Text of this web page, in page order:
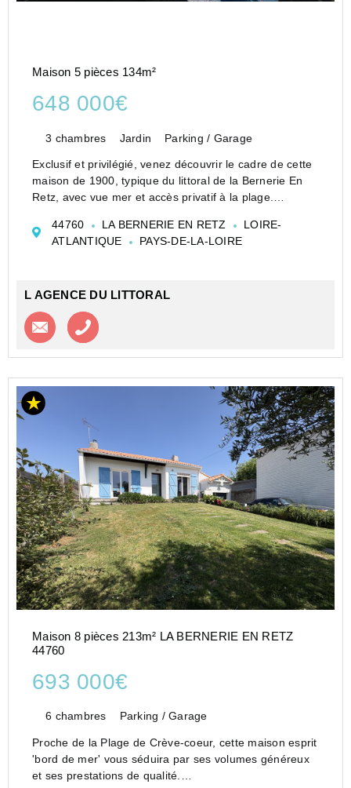
Maison 5 pièces 134m²
648 000€
3 chambres Jardin Parking / Garage
Exclusif et privilégié, venez découvrir le cadre de cette
maison de 1900, typique du littoral de la Bernerie En
Retz, avec vue mer et accès privatif à la plage.
- En rez-de-chaussée : Belle entrée, cu...
44760 LA BERNERIE EN RETZ
LOIRE-
ATLANTIQUE
PAYS-DE-LA-LOIRE
L AGENCE DU LITTORAL
Contacter l'agence
Maison 8 pièces 213m² LA BERNERIE EN RETZ
44760
693 000€
6 chambres Parking / Garage
Proche de la Plage de Crève-coeur, cette maison esprit
'bord de mer' vous séduira par ses volumes généreux
et ses prestations de qualité.